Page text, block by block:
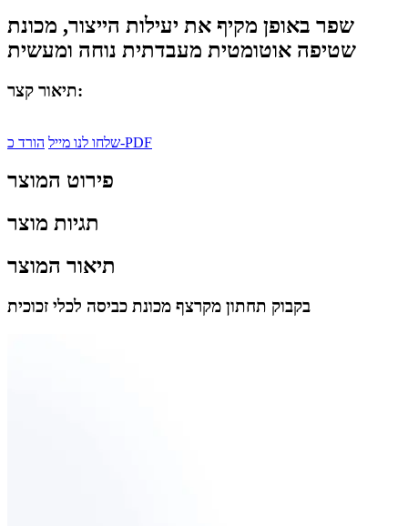
שפר באופן מקיף את יעילות הייצור, מכונת
שטיפה אוטומטית מעבדתית נוחה ומעשית
תיאור קצר:
שלחו לנו מיילהורד כ-PDF
פירוט המוצר
תגיות מוצר
תיאור המוצר
בקבוק תחתון מקרצף מכונת כביסה לכלי זכוכית